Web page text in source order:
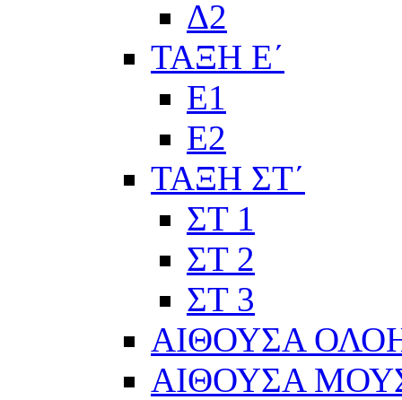
Δ2
ΤΑΞΗ Ε΄
Ε1
Ε2
ΤΑΞΗ ΣΤ΄
ΣΤ 1
ΣΤ 2
ΣΤ 3
ΑΙΘΟΥΣΑ
ΑΙΘΟΥΣΑ